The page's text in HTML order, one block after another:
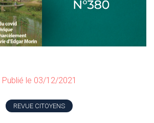
Publié le 03/12/2021
REVUE CITOYENS